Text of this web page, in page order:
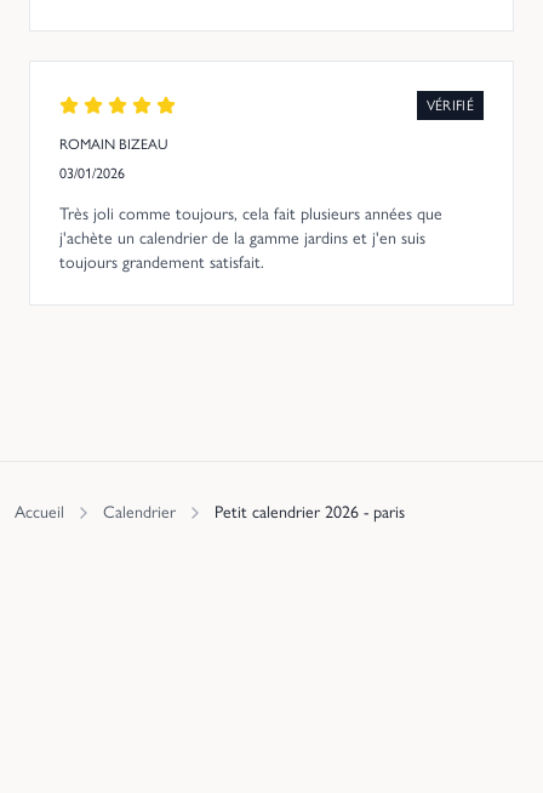
VÉRIFIÉ
ROMAIN BIZEAU
03/01/2026
Très joli comme toujours, cela fait plusieurs années que
j'achète un calendrier de la gamme jardins et j'en suis
toujours grandement satisfait.
Accueil Calendrier Petit calendrier 2026 - paris